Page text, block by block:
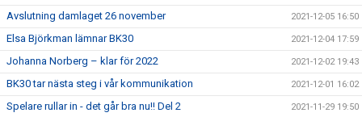
Avslutning damlaget 26 november 2021-12-05 16:50
Elsa Björkman lämnar BK30 2021-12-04 17:59
Johanna Norberg – klar för 2022 2021-12-02 19:43
BK30 tar nästa steg i vår kommunikation 2021-12-01 16:02
Spelare rullar in - det går bra nu!! Del 2 2021-11-29 19:50